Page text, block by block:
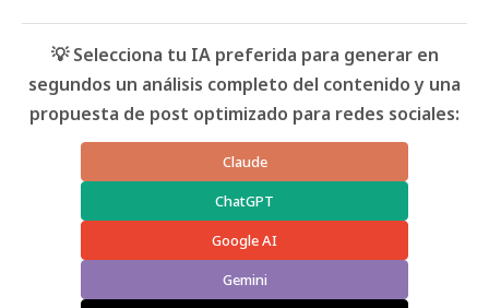
💡 Selecciona tu IA preferida para generar en
segundos un análisis completo del contenido y una
propuesta de post optimizado para redes sociales:
Claude
ChatGPT
Google AI
Gemini